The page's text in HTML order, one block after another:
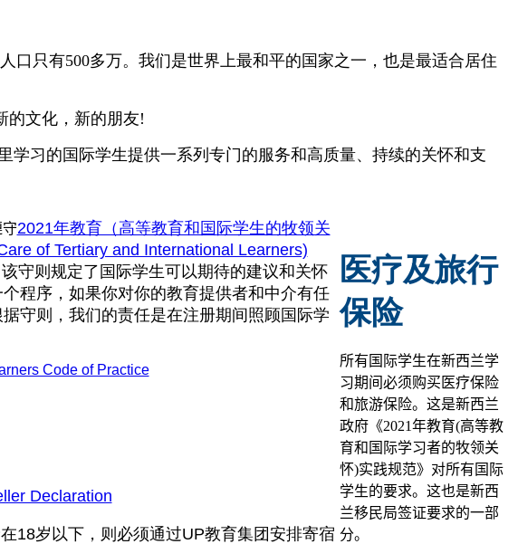
只有500多万。我们是世界上最和平的国家之一，也是最适合居住
的文化，新的朋友!
习的国际学生提供一系列专门的服务和高质量、持续的关怀和支
2021年教育（高等教育和国际学生的牧领关
of Tertiary and International Learners)
该守则规定了国际学生可以期待的建议和关怀
程序，如果你对你的教育提供者和中介有任
守则，我们的责任是在注册期间照顾国际学
Code of Practice
Declaration
18岁以下，则必须通过UP教育集团安排寄宿
医疗及旅行
保险
所有国际学生在新西兰学
习期间必须购买医疗保险
和旅游保险。这是新西兰
政府《2021年教育(高等教
育和国际学习者的牧领关
怀)实践规范》对所有国际
学生的要求。这也是新西
兰移民局签证要求的一部
分。